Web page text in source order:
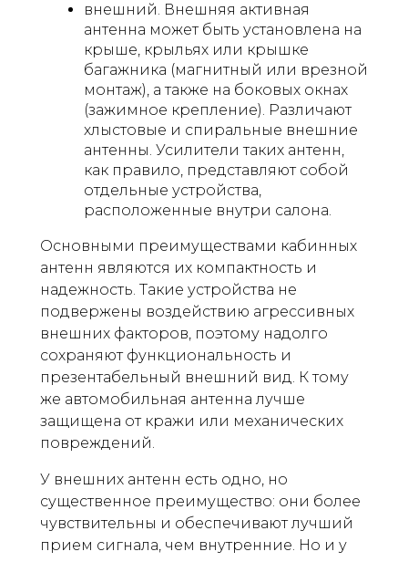
внешний. Внешняя активная
антенна может быть установлена ​​на
крыше, крыльях или крышке
багажника (магнитный или врезной
монтаж), а также на боковых окнах
(зажимное крепление). Различают
хлыстовые и спиральные внешние
антенны. Усилители таких антенн,
как правило, представляют собой
отдельные устройства,
расположенные внутри салона.
Основными преимуществами кабинных
антенн являются их компактность и
надежность. Такие устройства не
подвержены воздействию агрессивных
внешних факторов, поэтому надолго
сохраняют функциональность и
презентабельный внешний вид. К тому
же автомобильная антенна лучше
защищена от кражи или механических
повреждений.
У внешних антенн есть одно, но
существенное преимущество: они более
чувствительны и обеспечивают лучший
прием сигнала, чем внутренние. Но и у